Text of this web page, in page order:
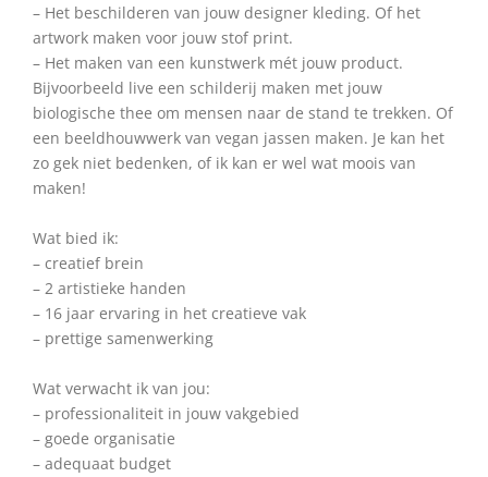
– Het beschilderen van jouw designer kleding. Of het
artwork maken voor jouw stof print.
– Het maken van een kunstwerk mét jouw product.
Bijvoorbeeld live een schilderij maken met jouw
biologische thee om mensen naar de stand te trekken. Of
een beeldhouwwerk van vegan jassen maken. Je kan het
zo gek niet bedenken, of ik kan er wel wat moois van
maken!
Wat bied ik:
– creatief brein
– 2 artistieke handen
– 16 jaar ervaring in het creatieve vak
– prettige samenwerking
Wat verwacht ik van jou:
– professionaliteit in jouw vakgebied
– goede organisatie
– adequaat budget